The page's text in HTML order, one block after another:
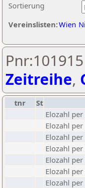
Sortierung
Vereinslisten:Wien
Zeitreihe,
tnr St
Elozahl per
Elozahl per
Elozahl per
Elozahl per
Elozahl per
Elozahl per
Elozahl per